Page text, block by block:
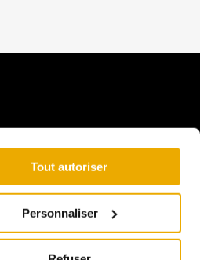
Tout autoriser
Personnaliser